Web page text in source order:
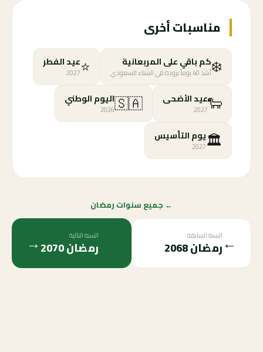
مناسبات أخرى
❄️كم باقي على المربعانية
أشد 40 يوماً برودة في الشتاء السعودي ⭐عيد الفطر
2027
🐑عيد الأضحى
2027
🇸🇦اليوم الوطني
2026
🏛️يوم التأسيس
2027
← جميع سنوات رمضان
← السنة السابقة
رمضان2068
السنة التالية
رمضان2070
→